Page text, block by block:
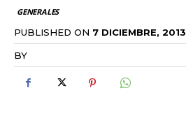
GENERALES
PUBLISHED ON 7 DICIEMBRE, 2013
BY